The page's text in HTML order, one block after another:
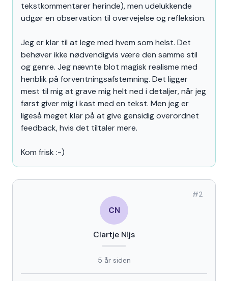
tekstkommentarer herinde), men udelukkende
udgør en observation til overvejelse og refleksion.
Jeg er klar til at lege med hvem som helst. Det
behøver ikke nødvendigvis være den samme stil
og genre. Jeg nævnte blot magisk realisme med
henblik på forventningsafstemning. Det ligger
mest til mig at grave mig helt ned i detaljer, når jeg
først giver mig i kast med en tekst. Men jeg er
ligeså meget klar på at give gensidig overordnet
feedback, hvis det tiltaler mere.
Kom frisk :-)
#2
CN
Clartje Nijs
5 år siden